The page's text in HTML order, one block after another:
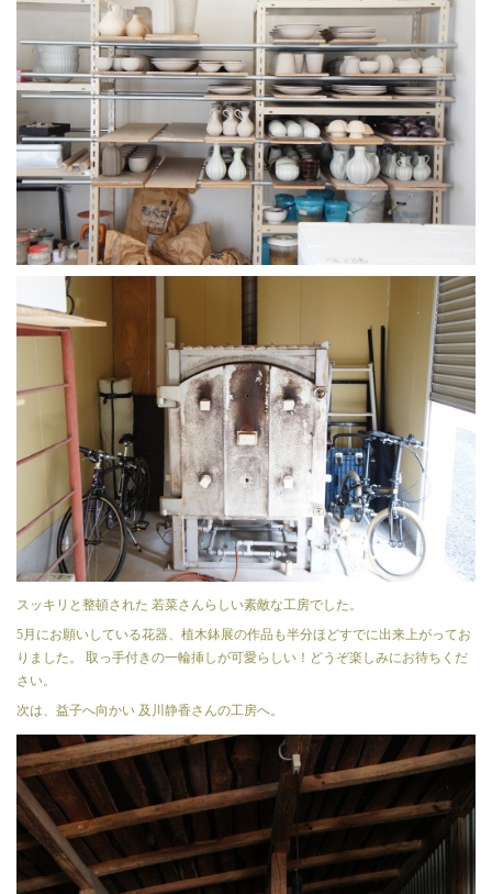
スッキリと整頓された 若菜さんらしい素敵な工房でした。
5月にお願いしている花器、植木鉢展の作品も半分ほどすでに出来上がってお
りました。 取っ手付きの一輪挿しが可愛らしい！どうぞ楽しみにお待ちくだ
さい。
次は、益子へ向かい 及川静香さんの工房へ。